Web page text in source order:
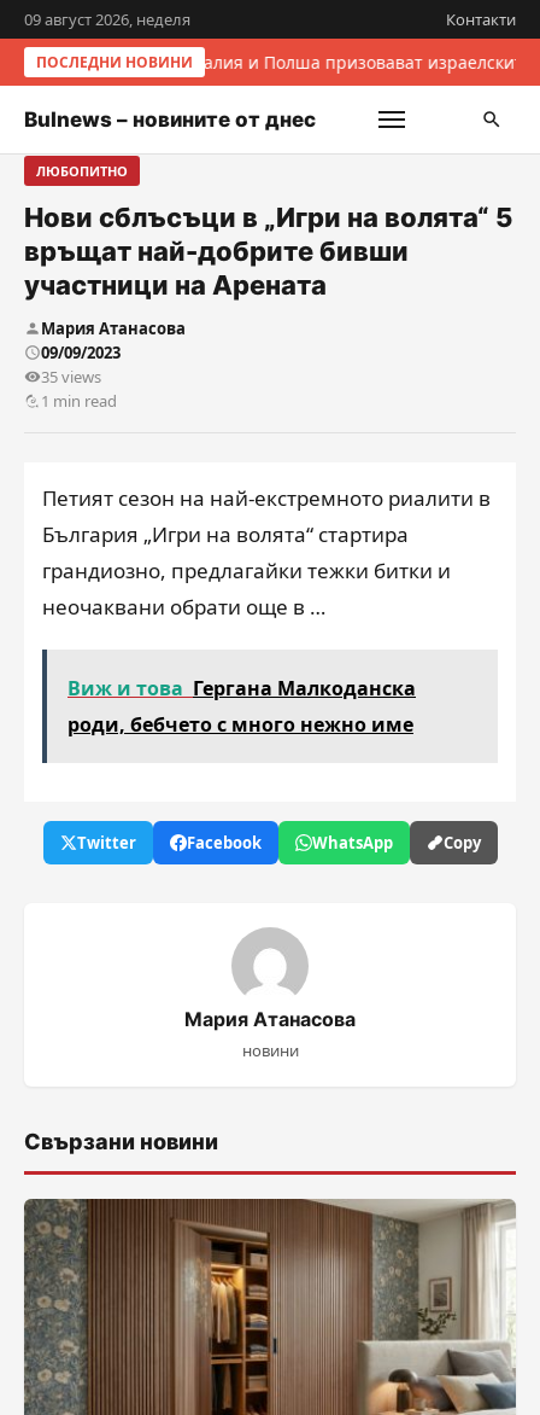
09 август 2026, неделя Контакти
ПОСЛЕДНИ НОВИНИИталия и Полша призовават
Bulnews – новините от днес
ЛЮБОПИТНО
Нови сблъсъци в „Игри на волята“ 5
връщат най-добрите бивши
участници на Арената
Мария Атанасова
09/09/2023
35 views
1 min read
Петият сезон на най-екстремното риалити в
България „Игри на волята“ стартира
грандиозно, предлагайки тежки битки и
неочаквани обрати още в …
Виж и това Гергана Малкоданска
роди, бебчето с много нежно име
Twitter Facebook WhatsApp Copy
Мария Атанасова
новини
Свързани новини